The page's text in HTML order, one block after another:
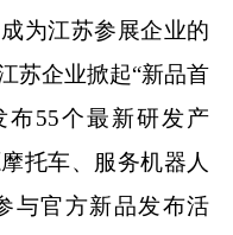
为江苏参展企业的
苏企业掀起“新品首
布55个最新研发产
托车、服务机器人
与官方新品发布活